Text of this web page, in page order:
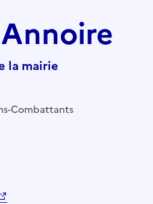
la mairie
Combattants